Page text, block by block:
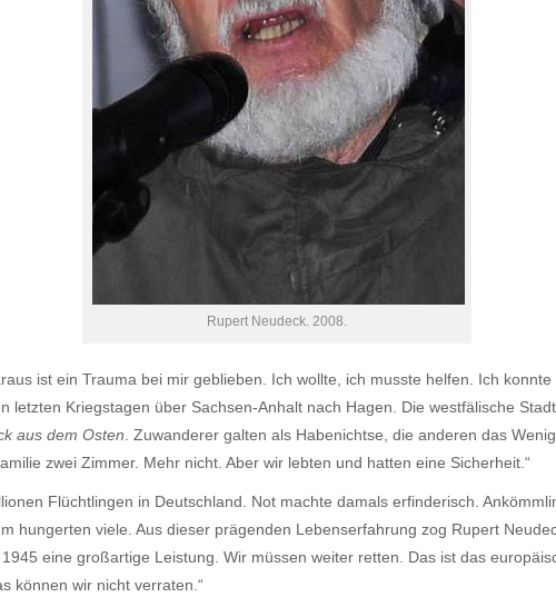
Rupert Neudeck. 2008.
ist ein Trauma bei mir geblieben. Ich wollte, ich musste helfen. Ich
letzten Kriegstagen über Sachsen-Anhalt nach Hagen. Die westfälische
aus dem Osten . Zuwanderer galten als Habenichtse, die anderen das
zwei Zimmer. Mehr nicht. Aber wir lebten und hatten eine Sicherheit.“
Flüchtlingen in Deutschland. Not machte damals erfinderisch.
hungerten viele. Aus dieser prägenden Lebenserfahrung zog Rupert
eine großartige Leistung. Wir müssen weiter retten. Das ist das
können wir nicht verraten.“